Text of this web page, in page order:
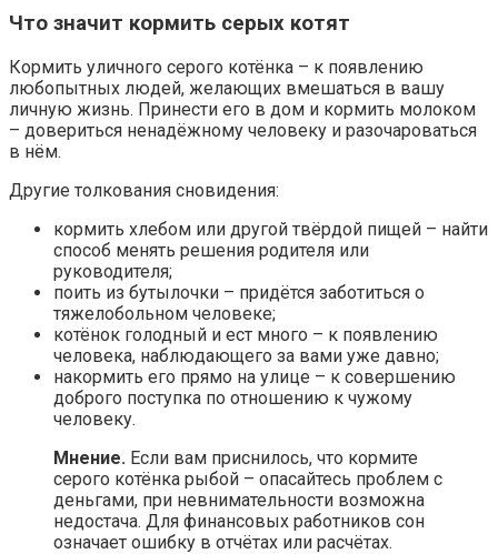
Что значит кормить серых котят
Кормить уличного серого котёнка – к появлению
любопытных людей, желающих вмешаться в вашу
личную жизнь. Принести его в дом и кормить молоком
– довериться ненадёжному человеку и разочароваться
в нём.
Другие толкования сновидения:
кормить хлебом или другой твёрдой пищей – найти
способ менять решения родителя или
руководителя;
поить из бутылочки – придётся заботиться о
тяжелобольном человеке;
котёнок голодный и ест много – к появлению
человека, наблюдающего за вами уже давно;
накормить его прямо на улице – к совершению
доброго поступка по отношению к чужому
человеку.
Мнение. Если вам приснилось, что кормите
серого котёнка рыбой – опасайтесь проблем с
деньгами, при невнимательности возможна
недостача. Для финансовых работников сон
означает ошибку в отчётах или расчётах.